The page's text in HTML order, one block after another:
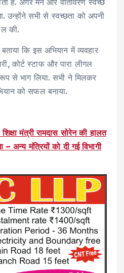
उन्होंने सभी से स्वच्छता को अपनी
की.
कि इस अभियान में व्यवहार
कोर्ट स्टाफ और पारा लीगल
से भाग लिया. सभी ने मिलकर
को सफल बनाया.
मंत्री रामदास सोरेन की हालत
– अन्य मंत्रियों को दी गई विभागी